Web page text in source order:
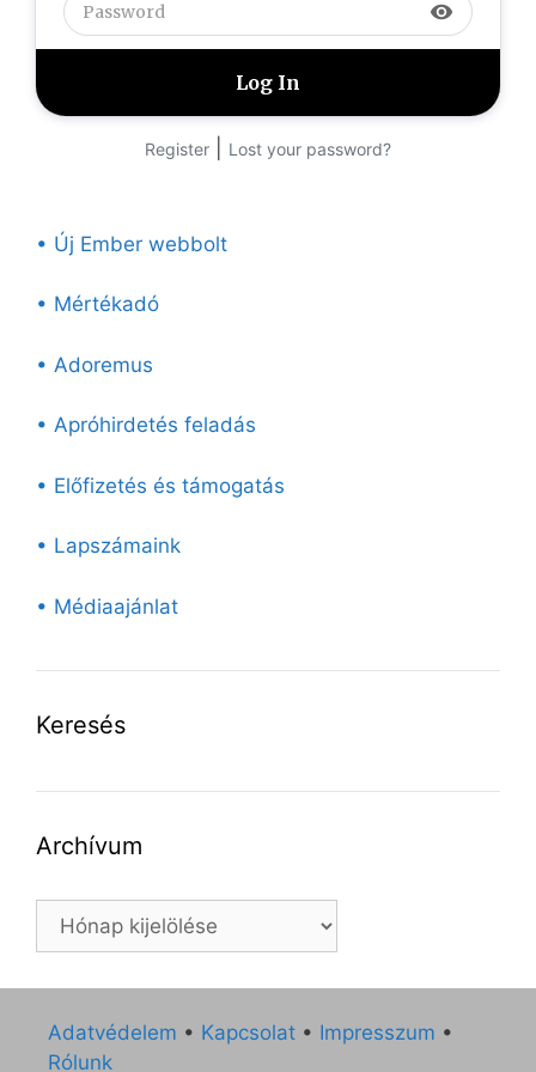
visibility
Register Lost your password?
• Új Ember webbolt
• Mértékadó
• Adoremus
• Apróhirdetés feladás
• Előfizetés és támogatás
• Lapszámaink
• Médiaajánlat
Keresés
Archívum
Archívum
Adatvédelem • Kapcsolat • Impresszum •
Rólunk